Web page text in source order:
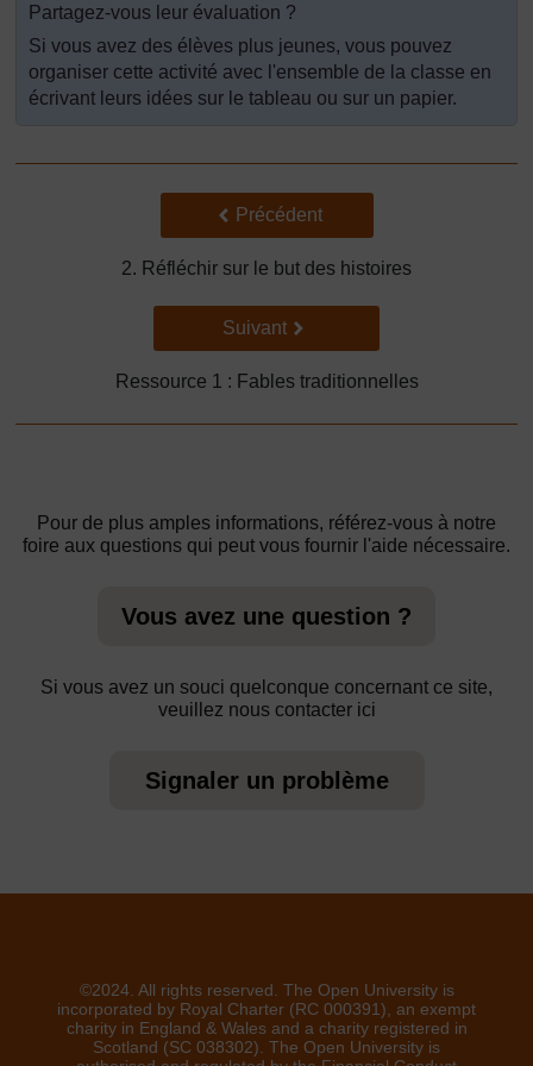
Partagez-vous leur évaluation ?
Si vous avez des élèves plus jeunes, vous pouvez
organiser cette activité avec l'ensemble de la classe en
écrivant leurs idées sur le tableau ou sur un papier.
Précédent
Précédent
2. Réfléchir sur le but des histoires
Suivant
Suivant
Ressource 1 : Fables traditionnelles
Pour de plus amples informations, référez-vous à notre
foire aux questions qui peut vous fournir l'aide nécessaire.
Vous avez une question ?
Si vous avez un souci quelconque concernant ce site,
veuillez nous contacter ici
Signaler un problème
©2024. All rights reserved. The Open University is
incorporated by Royal Charter (RC 000391), an exempt
charity in England & Wales and a charity registered in
Scotland (SC 038302). The Open University is